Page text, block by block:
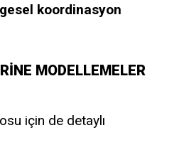
koordinasyon
MODELLEMELER
için de detaylı